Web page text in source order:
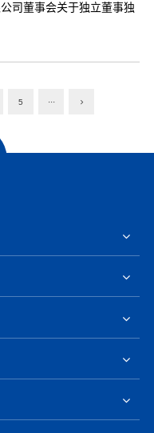
司董事会关于独立董事独
5 ···